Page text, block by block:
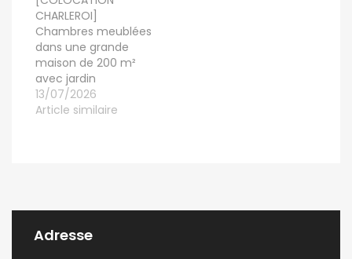
CHARLEROI]
Chambres meublées
dans une grande
maison de 200 m²
avec jardin
13/07/2026
Article similaire
Adresse